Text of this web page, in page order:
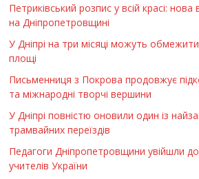
Петриківський розпис у всій красі: нова
на Дніпропетровщині
У Дніпрі на три місяці можуть
площі
Письменниця з Покрова продовжує
та міжнародні творчі вершини
У Дніпрі повністю оновили один із
трамвайних переїздів
Педагоги Дніпропетровщини увійшли
учителів України